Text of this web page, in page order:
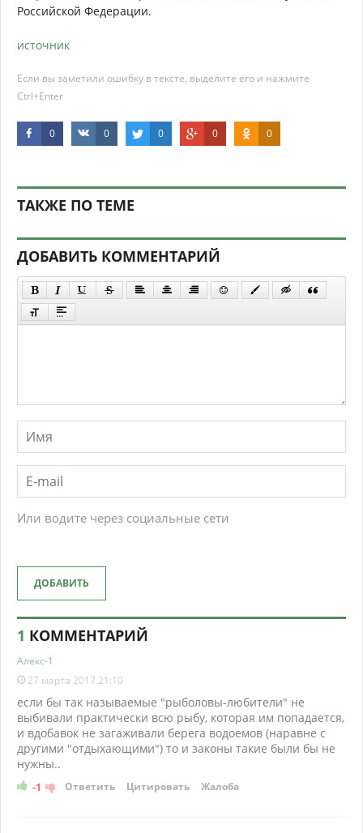
Российской Федерации.
источник
Если вы заметили ошибку в тексте, выделите его и нажмите
Ctrl+Enter
0 0 0 0 0
ТАКЖЕ ПО ТЕМЕ
ДОБАВИТЬ КОММЕНТАРИЙ
Или водите через социальные сети
ДОБАВИТЬ
1 КОММЕНТАРИЙ
Алекс-1
27 марта 2017 21:10
если бы так называемые "рыболовы-любители" не
выбивали практически всю рыбу, которая им попадается,
и вдобавок не загаживали берега водоемов (наравне с
другими "отдыхающими") то и законы такие были бы не
нужны..
-1 Ответить Цитировать Жалоба